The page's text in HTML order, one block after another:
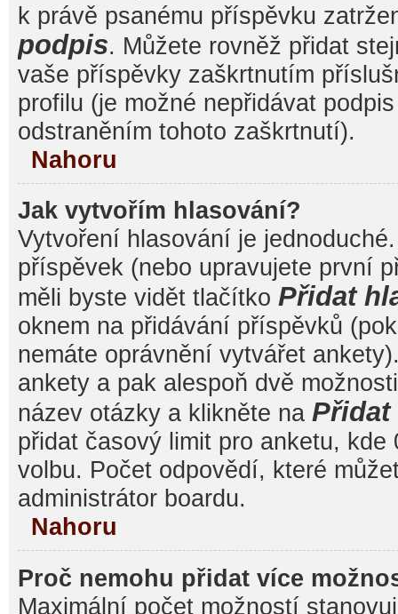
k právě psanému příspěvku
podpis. Můžete rovněž přidat
vaše příspěvky zaškrtnutím
profilu (je možné nepřidávat
odstraněním tohoto zaškrtnutí).
Nahoru
Jak vytvořím hlasování?
Vytvoření hlasování je
příspěvek (nebo upravujete první
měli byste vidět tlačítko Přidat
oknem na přidávání příspěvků
nemáte oprávnění vytvářet
ankety a pak alespoň dvě
název otázky a klikněte na
přidat časový limit pro anketu, kde
volbu. Počet odpovědí, které
administrátor boardu.
Nahoru
Proč nemohu přidat více
Maximální počet možností